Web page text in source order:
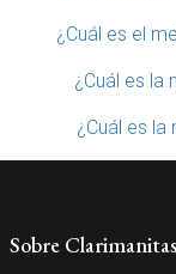
¿Cuál es el
¿Cuál es la
¿Cuál es la
Sobre Clarimanitas